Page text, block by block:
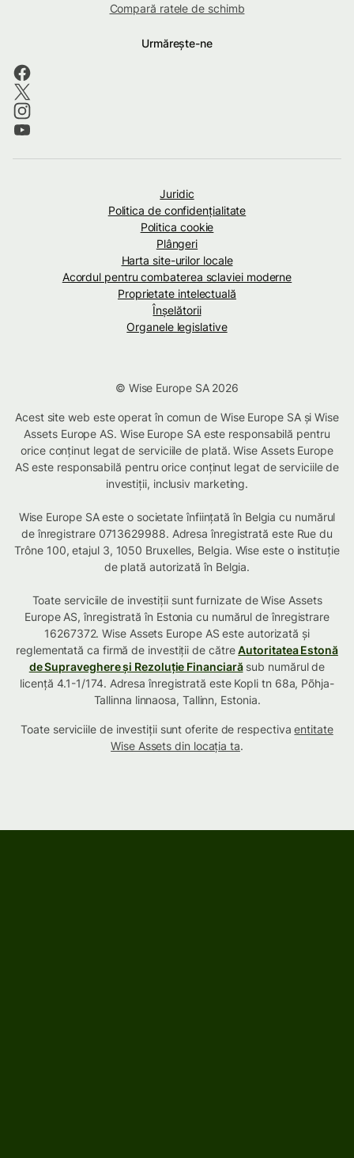
Compară ratele de schimb
Urmărește-ne
Juridic
Politica de confidenţialitate
Politica cookie
Plângeri
Harta site-urilor locale
Acordul pentru combaterea sclaviei moderne
Proprietate intelectuală
Înșelătorii
Organele legislative
© Wise Europe SA 2026
Acest site web este operat în comun de Wise Europe SA și Wise
Assets Europe AS. Wise Europe SA este responsabilă pentru
orice conținut legat de serviciile de plată. Wise Assets Europe
AS este responsabilă pentru orice conținut legat de serviciile de
investiții, inclusiv marketing.
Wise Europe SA este o societate înființată în Belgia cu numărul
de înregistrare 0713629988. Adresa înregistrată este Rue du
Trône 100, etajul 3, 1050 Bruxelles, Belgia. Wise este o instituție
de plată autorizată în Belgia.
Toate serviciile de investiții sunt furnizate de Wise Assets
Europe AS, înregistrată în Estonia cu numărul de înregistrare
16267372. Wise Assets Europe AS este autorizată și
reglementată ca firmă de investiții de cătreAutoritatea Estonă
de Supraveghere și Rezoluție Financiarăsub numărul de
licență 4.1-1/174. Adresa înregistrată este Kopli tn 68a, Põhja-
Tallinna linnaosa, Tallinn, Estonia.
Toate serviciile de investiții sunt oferite de respectivaentitate
Wise Assets din locația ta.